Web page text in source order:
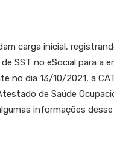
carga inicial,
SST no eSocial para a
no dia 13/10/2021, a
de Saúde
informações